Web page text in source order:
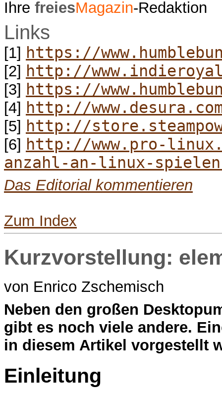
Ihre freiesMagazin-Redaktion
Links
[1] https://
[2] http://
[3] https://
[4] http://
[5] http://
[6] http://www.pro-
anzahl-an-linux-
Das Editorial kommentieren
Zum Index
Kurzvorstellung:
von Enrico Zschemisch
Neben den großen
gibt es noch viele andere.
in diesem Artikel vorgestellt
Einleitung